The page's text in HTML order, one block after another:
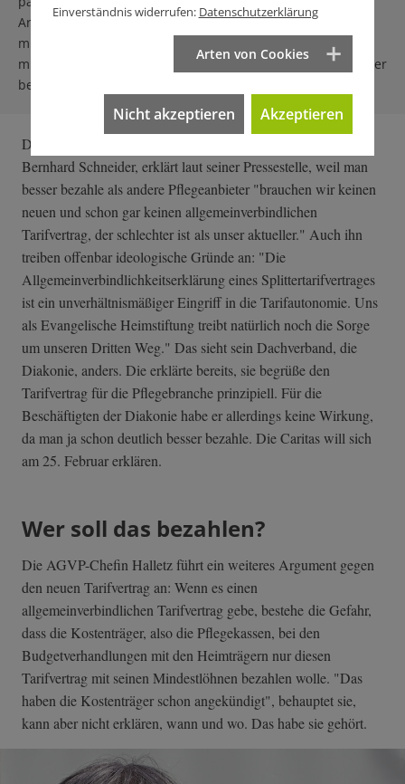
Arbeitskampfmaßnahmen hält die Kirche für unvereinbar
mit dem Dienst am Nächsten. Die Rechtsprechung lässt
mittlerweile allerdings Streiks von Kirchenangestellten unter
bestimmten Bedingungen zu. ​​​​​​
Der Hauptgeschäftsführer der Heimstiftung Württemberg,
Bernhard Schneider, erklärt laut seiner Pressestelle, weil man
besser bezahle als andere Pflegeanbieter "brauchen wir keinen
neuen und schon gar keinen allgemeinverbindlichen
Tarifvertrag, der schlechter ist als unser aktueller." Auch ihn
treiben offenbar ideologische Gründe an: "Die
Allgemeinverbin­dlichkeitserklä­rung eines Splittertarifvertrages
ist ein unverhältnismäßiger Eingriff in die Tarifautonomie. Uns
als Evangelische Heimstiftung treibt natürlich noch die Sorge
um unseren Dritten Weg." Das sieht sein Dachverband, die
Diakonie, anders. Die erklärte bereits, sie begrüße den
Tarifvertrag für die Pflegebranche prinzipiell. Für die
Beschäftigten der Diakonie habe er allerdings keine Wirkung,
da man ja schon deutlich besser bezahle. Die Caritas will sich
am 25. Februar erklären.
Wer soll das bezahlen?
Die AGVP-Chefin Halletz führt ein weiteres Argument gegen
den neuen Tarifvertrag an: Wenn es einen
allgemeinverbindlichen Tarifvertrag gebe, bestehe die Gefahr,
dass die Kostenträger, also die Pflegekassen, bei den
Budgetverhandlungen mit den Heimträgern nur diesen
Tarifvertrag mit seinen Mindestlöhnen bezahlen wolle. "Das
haben die Kostenträger schon angekündigt", behauptet sie,
kann aber nicht erklären, wann und wo. Das habe sie gehört.
Einverständnis widerrufen: Datenschutzerklärung
Arten von Cookies
Nicht akzeptieren Akzeptieren